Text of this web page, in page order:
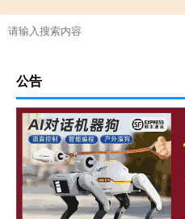
公告